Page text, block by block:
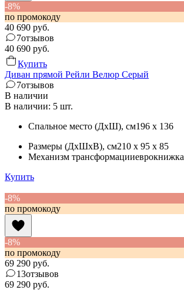
-8%
по промокоду
40 690 руб.
7отзывов
40 690 руб.
Купить
Диван прямой Рейли Велюр Серый
7отзывов
В наличии
В наличии: 5 шт.
Спальное место (ДхШ), см196 x 136
Размеры (ДхШхВ), см210 x 95 x 85
Механизм трансформацииеврокнижка
Купить
-8%
по промокоду
-8%
по промокоду
69 290 руб.
13отзывов
69 290 руб.